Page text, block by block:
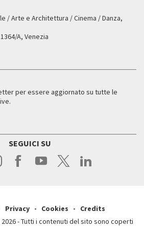
/ Arte e Architettura / Cinema / Danza,
A, Venezia
per essere aggiornato su tutte le
SEGUICI SU
Privacy Cookies
Credits
- Tutti i contenuti del sito sono coperti